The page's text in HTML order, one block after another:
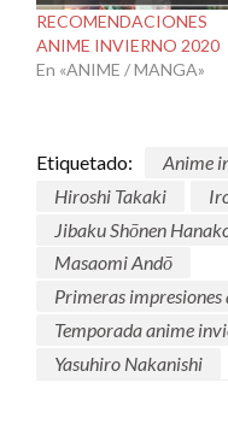
RECOMENDACIONES
ANIME INVIERNO 2020
En «ANIME / MANGA»
Etiquetado:
Anime
Hiroshi Takaki
Jibaku Shōnen
Masaomi Andō
Primeras
Temporada anime
Yasuhiro Nakanishi